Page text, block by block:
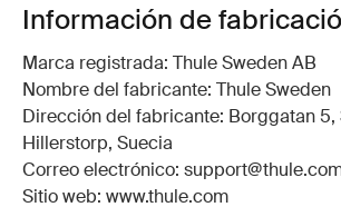
Información de
Marca registrada: Thule Sweden AB
Nombre del fabricante: Thule Sweden
Dirección del fabricante: Borggatan 5,
Hillerstorp, Suecia
Correo electrónico:
Sitio web: www.thule.com